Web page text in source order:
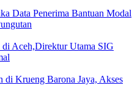
Data Penerima Bantuan Modal
di Aceh,Direktur Utama SIG
Krueng Barona Jaya, Akses